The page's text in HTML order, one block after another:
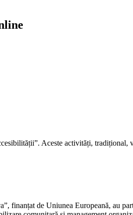
Aceste activități, tradițional,
finanțat de Uniunea Europeană, au